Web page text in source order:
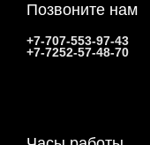
Позвоните нам
+7-707-553-97-43
+7-7252-57-48-70